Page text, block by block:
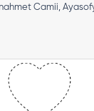
Camii,